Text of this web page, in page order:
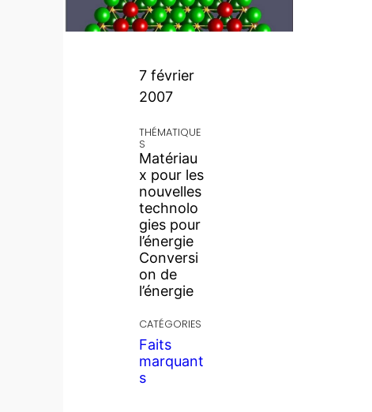
7 février
2007
THÉMATIQUE
S
Matériau
x pour les
nouvelles
technolo
gies pour
l’énergie
Conversi
on de
l’énergie
CATÉGORIES
Faits
marquant
s